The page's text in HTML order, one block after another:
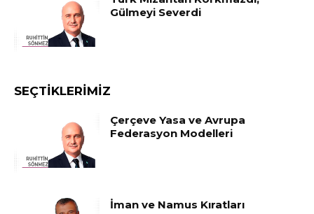
Gülmeyi Severdi
SEÇTIKLERIMIZ
Çerçeve Yasa ve Avrupa
Federasyon Modelleri
İman ve Namus Kıratları